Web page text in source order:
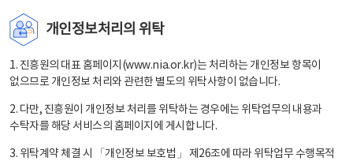
개인정보처리의 위탁
1. 진흥원의 대표 홈페이지(www.nia.or.kr)는 처리하는 개인정보 항목이
없으므로 개인정보 처리와 관련한 별도의 위탁사항이 없습니다.
2. 다만, 진흥원이 개인정보 처리를 위탁하는 경우에는 위탁업무의 내용과
수탁자를 해당 서비스의 홈페이지에 게시합니다.
3. 위탁계약 체결 시 「개인정보 보호법」 제26조에 따라 위탁업무 수행목적